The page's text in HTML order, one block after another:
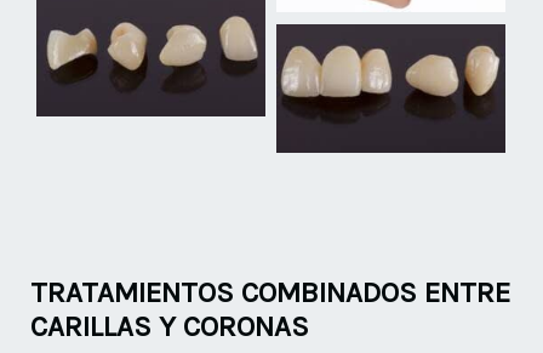
TRATAMIENTOS COMBINADOS ENTRE
CARILLAS Y CORONAS